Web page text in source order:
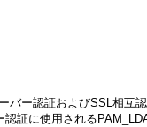
バー認証およびSSL相互
証に使用される